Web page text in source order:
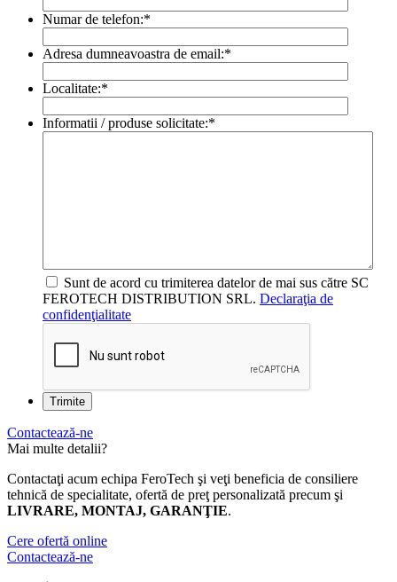
Numar de telefon:*
Adresa dumneavoastra de email:*
Localitate:*
Informatii / produse solicitate:*
Sunt de acord cu trimiterea datelor de mai sus către SC
FEROTECH DISTRIBUTION SRL. Declaraţia de
confidenţialitate
Contactează-ne
Mai multe detalii?
Contactaţi acum echipa FeroTech şi veţi beneficia de consiliere
tehnică de specialitate, ofertă de preţ personalizată precum şi
LIVRARE, MONTAJ, GARANŢIE.
Cere ofertă online
Contactează-ne